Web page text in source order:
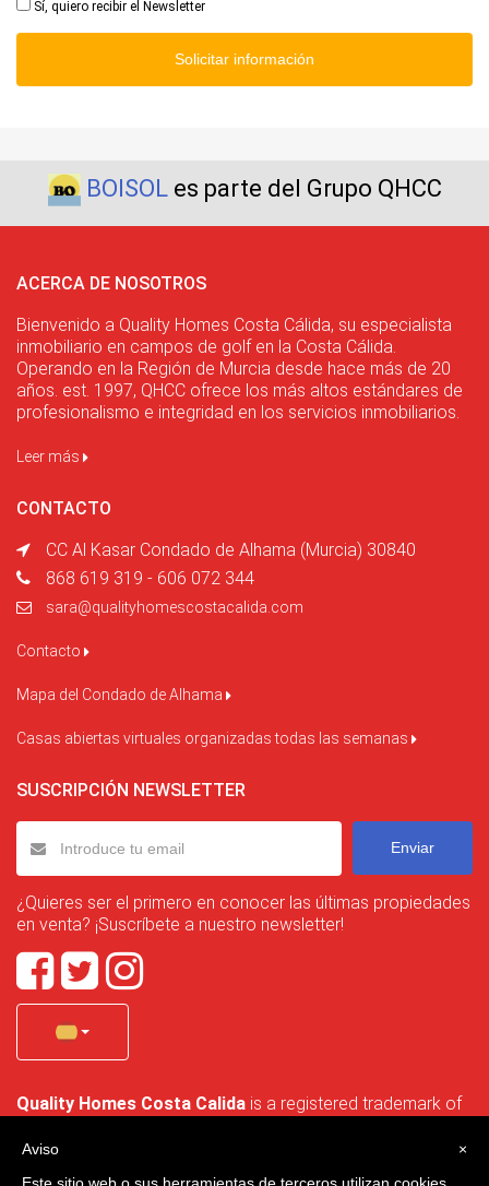
Sí, quiero recibir el Newsletter
Solicitar información
BOISOLes parte del Grupo QHCC
ACERCA DE NOSOTROS
Bienvenido a Quality Homes Costa Cálida, su especialista
inmobiliario en campos de golf en la Costa Cálida.
Operando en la Región de Murcia desde hace más de 20
años. est. 1997, QHCC ofrece los más altos estándares de
profesionalismo e integridad en los servicios inmobiliarios.
Leer más
CONTACTO
CC Al Kasar Condado de Alhama (Murcia) 30840
868 619 319 - 606 072 344
sara@qualityhomescostacalida.com
Contacto
Mapa del Condado de Alhama
Casas abiertas virtuales organizadas todas las semanas
SUSCRIPCIÓN NEWSLETTER
Enviar
¿Quieres ser el primero en conocer las últimas propiedades
en venta? ¡Suscríbete a nuestro newsletter!
Quality Homes Costa Calida is a registered trademark of
no. B-30750053 and address: Bella Luz 07-05, 30389 La
×
Aviso